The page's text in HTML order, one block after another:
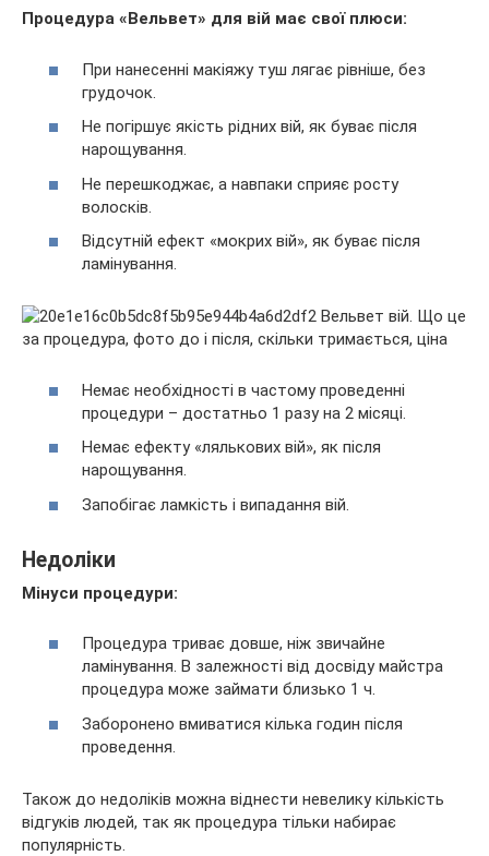
Процедура «Вельвет» для вій має свої плюси:
При нанесенні макіяжу туш лягає рівніше, без
грудочок.
Не погіршує якість рідних вій, як буває після
нарощування.
Не перешкоджає, а навпаки сприяє росту
волосків.
Відсутній ефект «мокрих вій», як буває після
ламінування.
Немає необхідності в частому проведенні
процедури – достатньо 1 разу на 2 місяці.
Немає ефекту «лялькових вій», як після
нарощування.
Запобігає ламкість і випадання вій.
Недоліки
Мінуси процедури:
Процедура триває довше, ніж звичайне
ламінування. В залежності від досвіду майстра
процедура може займати близько 1 ч.
Заборонено вмиватися кілька годин після
проведення.
Також до недоліків можна віднести невелику кількість
відгуків людей, так як процедура тільки набирає
популярність.